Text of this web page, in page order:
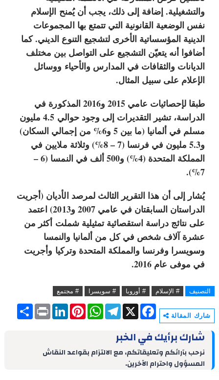
والتشغيلية. إضافة إلى ذلك، يجب أن يُمنح الإسلام
نفس الوضعية القانونية التي تتمتع بها المجموعات
الدينية المؤسساتية الأخرى لتشجيع التنوع الديني. كما
أضافوا أنه يتعيّن التشجيع على التواصل بين مختلف
الديانات والثقافات في المدارس والأحياء ووسائل
الإعلام على سبيل المثال.
طبقا لإحصائيات عامي 2015 و2016 المذكورة في
الدراسة، تشير التقديرات إلى وجود حوالي 4.5 مليون
مسلم في ألمانيا (ما بين 5 و6% من إجمالي السكان)
و5.3 مليون في فرنسا (7 – 8%) وثلاثة ملايين في
المملكة المتحدة (4%) و500 ألف في النمسا (6 –
7%).
يُشار إلى أن هذا التقرير الثالث لمرصد الأديان (أجريت
الدراستان السابقتان في عامي 2007 و2013) اعتمد
على نتائج دراسة استقصائية تمثيلية شملت أكثر من
عشرة آلاف شخص في كل من ألمانيا والنمسا
وسويسرا وفرنسا والمملكة المتحدة وتركيا وأجريت
في موفى عام 2016.
التصنيف # الإسلام # أوروبا # سويسرا # مجتمع
شارك المقالة
S
h
P
r
L
I
P
e
W
h
p
T
e
g
a
X
F
a
b
o
k
شارك برأيك في الخبر
نرحب بآرائكم وتعليقاتكم، مع الالتزام بقواعد النقاش
المسؤول واحترام الآخرين.